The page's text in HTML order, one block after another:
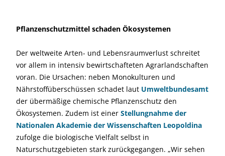
Pflanzenschutzmittel schaden Ökosystemen
Der weltweite Arten- und Lebensraumverlust schreitet
vor allem in intensiv bewirtschafteten Agrarlandschaften
voran. Die Ursachen: neben Monokulturen und
Nährstoffüberschüssen schadet laut Umweltbundesamt
der übermäßige chemische Pflanzenschutz den
Ökosystemen. Zudem ist einer Stellungnahme der
Nationalen Akademie der Wissenschaften Leopoldina
zufolge die biologische Vielfalt selbst in
Naturschutzgebieten stark zurückgegangen. „Wir sehen